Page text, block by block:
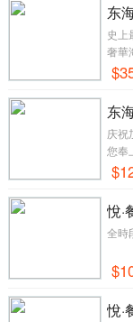
东
史上
奢華
东
庆祝
您奉
悅·
全時
悅·